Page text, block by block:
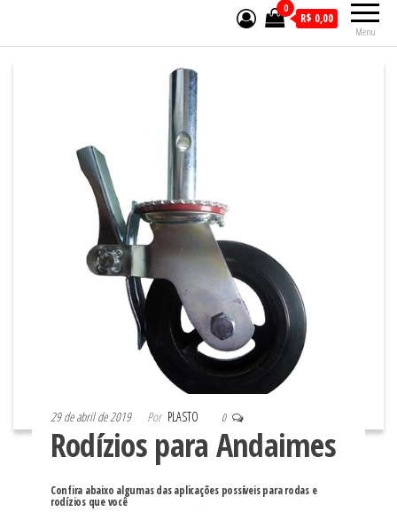
Menu
0
R$ 0,00
29 de abril de 2019 Por PLASTO 0
Rodízios para Andaimes
Confira abaixo algumas das aplicações possíveis para rodas e
rodízios que você